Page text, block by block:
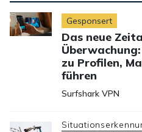
Gesponsert
Das neue
zu Profilen,
führen
Surfshark VPN